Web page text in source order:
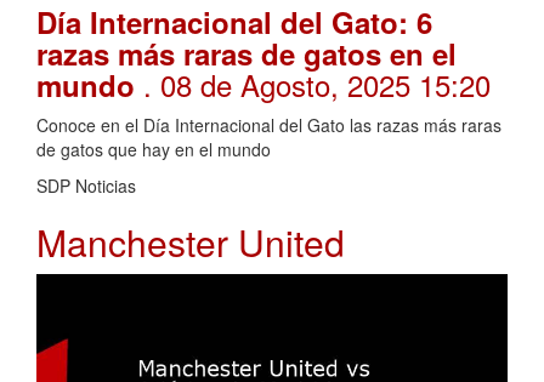
Día Internacional del Gato: 6
razas más raras de gatos en el
mundo . 08 de Agosto, 2025 15:20
Conoce en el Día Internacional del Gato las razas más raras
de gatos que hay en el mundo
SDP Noticias
Manchester United